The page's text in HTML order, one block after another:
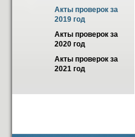
Акты проверок за
2019 год
Акты проверок за
2020 год
Акты проверок за
2021 год